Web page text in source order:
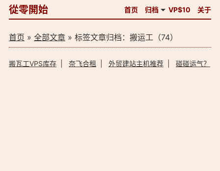
從零開始 首页 归档 VP$10 关于
首页 » 全部文章» 标签文章归档：搬运工（74）
搬瓦工VPS库存| 奈飞合租 外贸建站主机推荐| 碰碰运气？